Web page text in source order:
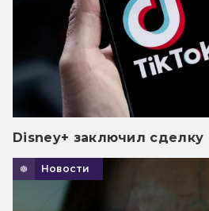
Disney+ заключил сделку
Новости